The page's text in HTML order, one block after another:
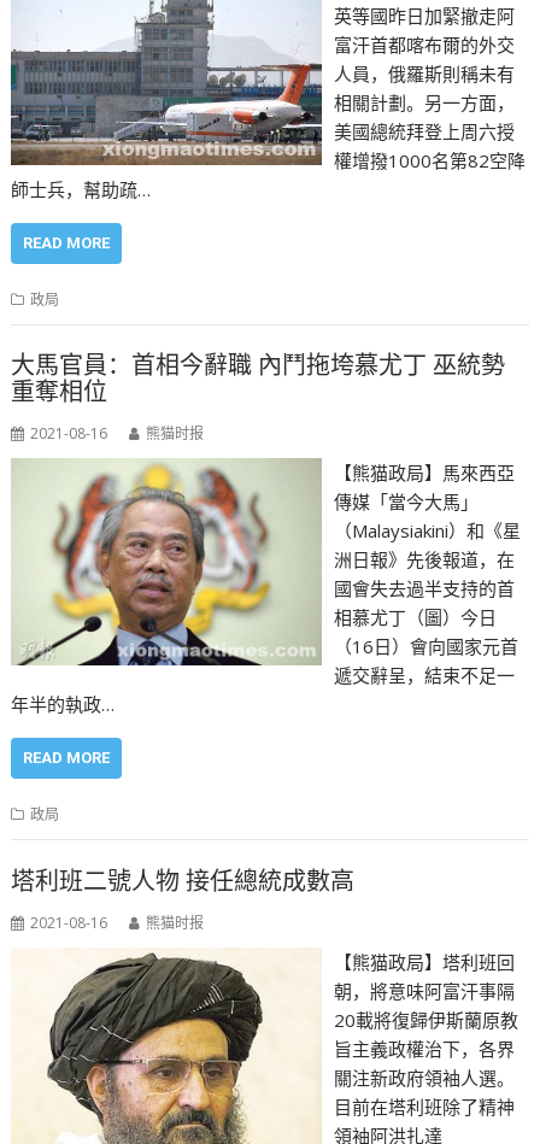
英等國昨日加緊撤走阿
富汗首都喀布爾的外交
人員，俄羅斯則稱未有
相關計劃。另一方面，
美國總統拜登上周六授
權增撥1000名第82空降
師士兵，幫助疏…
READ MORE
政局
大馬官員：首相今辭職 內鬥拖垮慕尤丁 巫統勢
重奪相位
2021-08-16 熊猫时报
【熊猫政局】馬來西亞
傳媒「當今大馬」
（Malaysiakini）和《星
洲日報》先後報道，在
國會失去過半支持的首
相慕尤丁（圖）今日
（16日）會向國家元首
遞交辭呈，結束不足一
年半的執政…
READ MORE
政局
塔利班二號人物 接任總統成數高
2021-08-16 熊猫时报
【熊猫政局】塔利班回
朝，將意味阿富汗事隔
20載將復歸伊斯蘭原教
旨主義政權治下，各界
關注新政府領袖人選。
目前在塔利班除了精神
領袖阿洪扎達